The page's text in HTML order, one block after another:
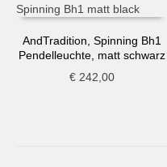
AndTradition, Spinning Bh1
Pendelleuchte, matt schwarz
€242,00